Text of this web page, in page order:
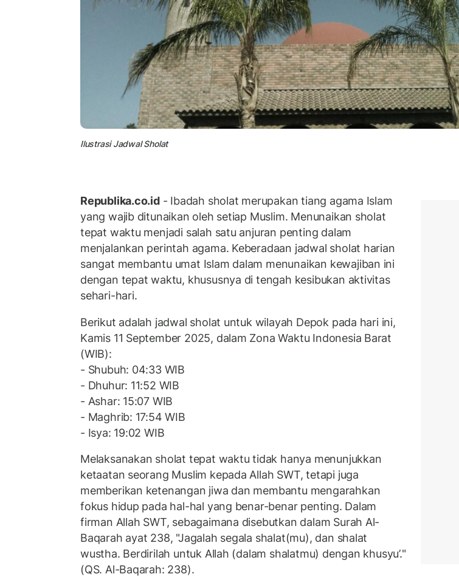
Ilustrasi Jadwal Sholat
Republika.co.id- Ibadah sholat merupakan tiang agama Islam
yang wajib ditunaikan oleh setiap Muslim. Menunaikan sholat
tepat waktu menjadi salah satu anjuran penting dalam
menjalankan perintah agama. Keberadaan jadwal sholat harian
sangat membantu umat Islam dalam menunaikan kewajiban ini
dengan tepat waktu, khususnya di tengah kesibukan aktivitas
sehari-hari.
Berikut adalah jadwal sholat untuk wilayah Depok pada hari ini,
Kamis 11 September 2025, dalam Zona Waktu Indonesia Barat
(WIB):
- Shubuh: 04:33 WIB
- Dhuhur: 11:52 WIB
- Ashar: 15:07 WIB
- Maghrib: 17:54 WIB
- Isya: 19:02 WIB
Melaksanakan sholat tepat waktu tidak hanya menunjukkan
ketaatan seorang Muslim kepada Allah SWT, tetapi juga
memberikan ketenangan jiwa dan membantu mengarahkan
fokus hidup pada hal-hal yang benar-benar penting. Dalam
firman Allah SWT, sebagaimana disebutkan dalam Surah Al-
Baqarah ayat 238, "Jagalah segala shalat(mu), dan shalat
wustha. Berdirilah untuk Allah (dalam shalatmu) dengan khusyu’."
(QS. Al-Baqarah: 238).